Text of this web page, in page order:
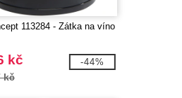
113284 - Zátka na víno
kč
kč
-44%